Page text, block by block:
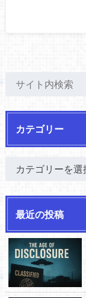
カテゴリー
最近の投稿